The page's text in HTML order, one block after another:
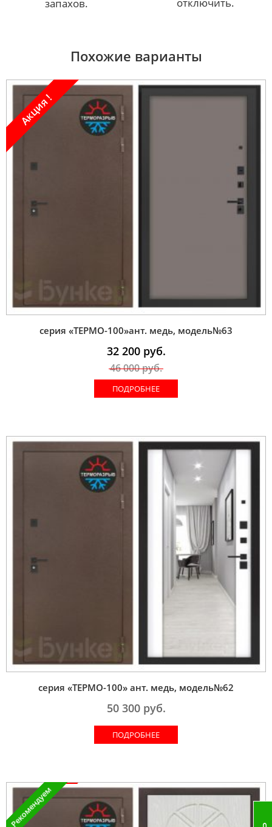
запахов.
Похожие варианты
Акция !
серия «ТЕРМО-100»ант. медь, модель№63
32 200руб.
46 000руб.
ПОДРОБНЕЕ
серия «ТЕРМО-100» ант. медь, модель№62
50 300руб.
ПОДРОБНЕЕ
Акция !
Рекомендуем